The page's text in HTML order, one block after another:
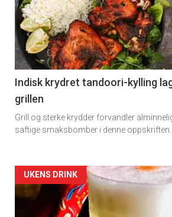
Indisk krydret tandoori-kylling
grillen
Grill og sterke krydder forvandler
saftige smaksbomber i denne oppskriften.
Forsiden
akkurat
UKENS DRINK